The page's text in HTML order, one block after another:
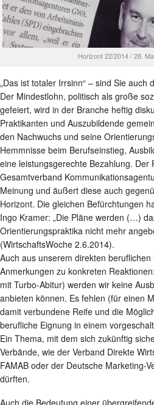
Horizont 22/2014 / 28.
„Das ist totaler Irrsinn“ – sind Sie auch
Der Mindestlohn, politisch als große
gefeiert, wird in der Branche heftig
Praktikanten und Auszubildende
den Nachwuchs und seine
Hemmnisse beim Berufseinstieg,
eine leistungsgerechte Bezahlung. Der
Gesamtverband
Meinung und äußert diese auch
Horizont. Die gleichen Befürchtungen
Ingo Kramer: „Die Pläne werden (…)
Orientierungspraktika nicht mehr
(WirtschaftsWoche 2.6.2014).
Auch aus unserem direkten
Anmerkungen zu konkreten
mit Turbo-Abitur) werden wir keine
anbieten können. Es fehlen (für einen
damit verbundene Reife und die
berufliche Eignung in einem
Ein Thema, mit dem sich zukünftig
Verbände, wie der Verband Direkte
FAMAB oder der Deutsche Marketing-
dürften.
Auch die Bedeutung einer